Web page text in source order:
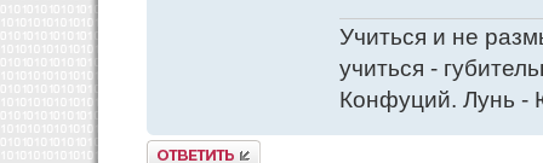
Учиться и не
учиться -
Конфуций. Лунь -
Ответить